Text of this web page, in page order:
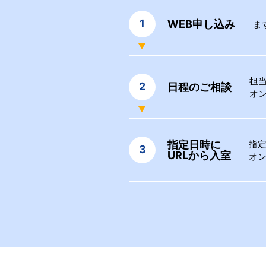
WEB申し込み ま
日程のご相談
担
オ
指定日時に
URLから入室
指
オ